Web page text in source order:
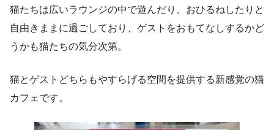
猫たちは広いラウンジの中で遊んだり、おひるねしたりと
自由きままに過ごしており、ゲストをおもてなしするかど
うかも猫たちの気分次第。
猫とゲストどちらもやすらげる空間を提供する新感覚の猫
カフェです。